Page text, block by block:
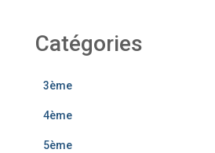
Catégories
3ème
4ème
5ème